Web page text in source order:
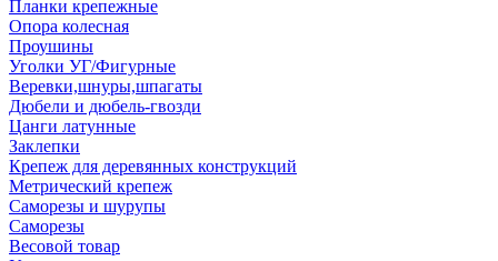
Планки крепежные
Опора колесная
Проушины
Уголки УГ/Фигурные
Веревки,шнуры,шпагаты
Дюбели и дюбель-гвозди
Цанги латунные
Заклепки
Крепеж для деревянных конструкций
Метрический крепеж
Саморезы и шурупы
Саморезы
Весовой товар